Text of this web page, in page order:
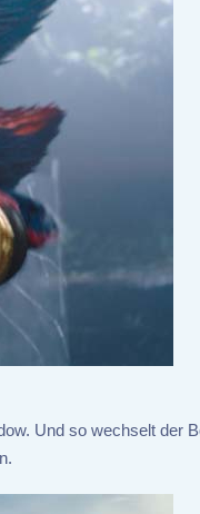
Und so wechselt der